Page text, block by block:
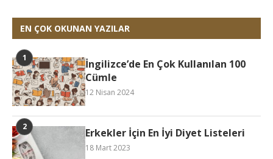
EN ÇOK OKUNAN YAZILAR
İngilizce’de En Çok Kullanılan 100
Cümle
12 Nisan 2024
Erkekler İçin En İyi Diyet Listeleri
18 Mart 2023